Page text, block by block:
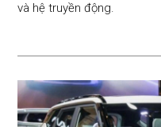
và hệ truyền động.